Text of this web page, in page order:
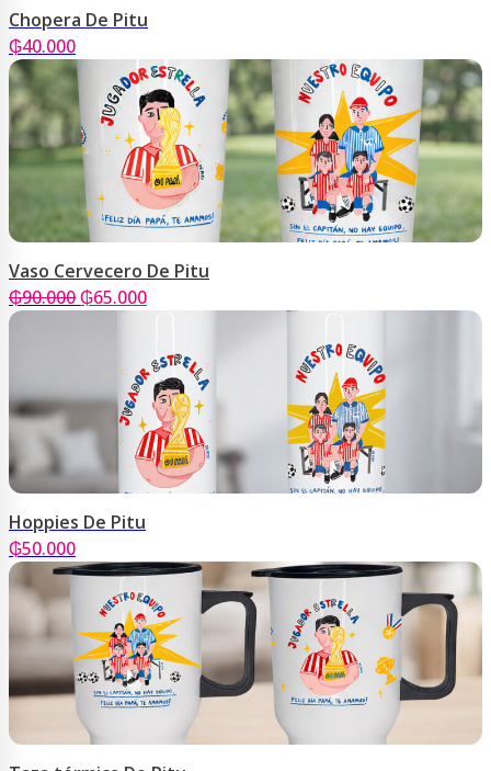
Chopera De Pitu
₲40.000
Vaso Cervecero De Pitu
₲90.000El
₲90.000.
₲65.000El
actual
es:
₲65.000.
Hoppies De Pitu
₲50.000